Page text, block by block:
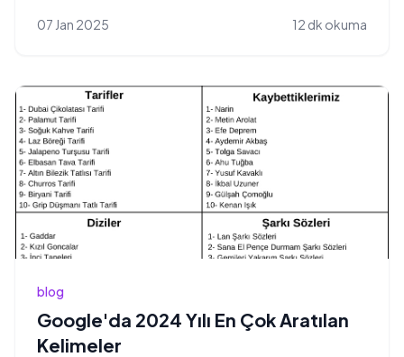
07 Jan 2025 12 dk okuma
blog
Google'da 2024 Yılı En Çok Aratılan
Kelimeler